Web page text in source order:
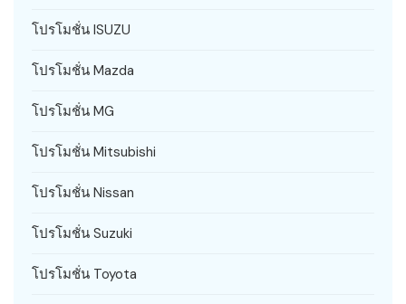
โปรโมชั่น ISUZU
โปรโมชั่น Mazda
โปรโมชั่น MG
โปรโมชั่น Mitsubishi
โปรโมชั่น Nissan
โปรโมชั่น Suzuki
โปรโมชั่น Toyota